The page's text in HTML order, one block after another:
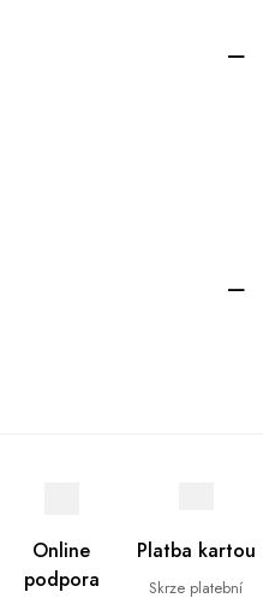
Online
podpora
Platba kartou
Skrze platební